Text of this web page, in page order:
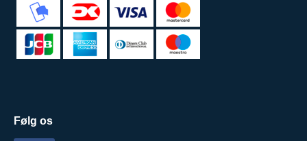
Følg os